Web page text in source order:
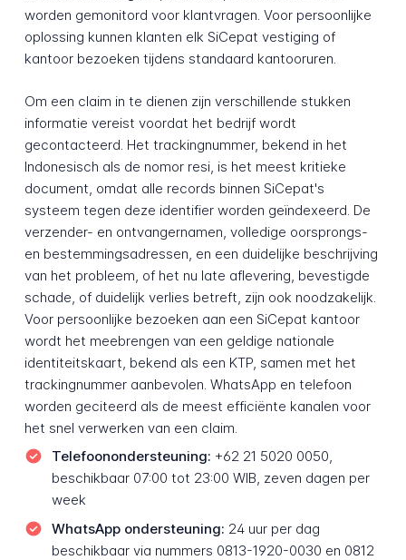
worden gemonitord voor klantvragen. Voor persoonlijke
oplossing kunnen klanten elk SiCepat vestiging of
kantoor bezoeken tijdens standaard kantooruren.
Om een claim in te dienen zijn verschillende stukken
informatie vereist voordat het bedrijf wordt
gecontacteerd. Het trackingnummer, bekend in het
Indonesisch als de nomor resi, is het meest kritieke
document, omdat alle records binnen SiCepat's
systeem tegen deze identifier worden geïndexeerd. De
verzender- en ontvangernamen, volledige oorsprongs-
en bestemmingsadressen, en een duidelijke beschrijving
van het probleem, of het nu late aflevering, bevestigde
schade, of duidelijk verlies betreft, zijn ook noodzakelijk.
Voor persoonlijke bezoeken aan een SiCepat kantoor
wordt het meebrengen van een geldige nationale
identiteitskaart, bekend als een KTP, samen met het
trackingnummer aanbevolen. WhatsApp en telefoon
worden geciteerd als de meest efficiënte kanalen voor
het snel verwerken van een claim.
Telefoonondersteuning: +62 21 5020 0050,
beschikbaar 07:00 tot 23:00 WIB, zeven dagen per
week
WhatsApp ondersteuning: 24 uur per dag
beschikbaar via nummers 0813-1920-0030 en 0812